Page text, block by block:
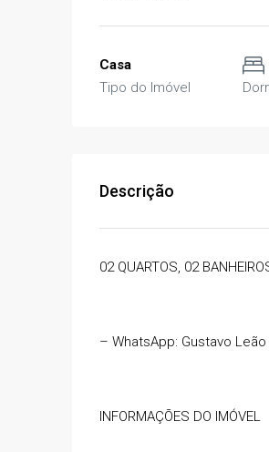
Casa
Tipo do Imóvel
Descrição
02 QUARTOS, 02
– WhatsApp: Gustavo Leão
INFORMAÇÕES DO IMÓVEL